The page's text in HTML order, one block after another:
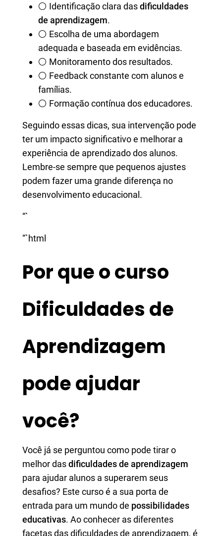
⚪ Identificação clara dasdificuldades
de aprendizagem.
⚪ Escolha de uma abordagem
adequada e baseada em evidências.
⚪ Monitoramento dos resultados.
⚪ Feedback constante com alunos e
famílias.
⚪ Formação contínua dos educadores.
Seguindo essas dicas, sua intervenção pode
ter um impacto significativo e melhorar a
experiência de aprendizado dos alunos.
Lembre-se sempre que pequenos ajustes
podem fazer uma grande diferença no
desenvolvimento educacional.
“`
“`html
Por que o curso
Dificuldades de
Aprendizagem
pode ajudar
você?
Você já se perguntou como pode tirar o
melhor dasdificuldades de aprendizagem
para ajudar alunos a superarem seus
desafios? Este curso é a sua porta de
entrada para um mundo de possibilidades
educativas. Ao conhecer as diferentes
facetas das dificuldades de aprendizagem, é